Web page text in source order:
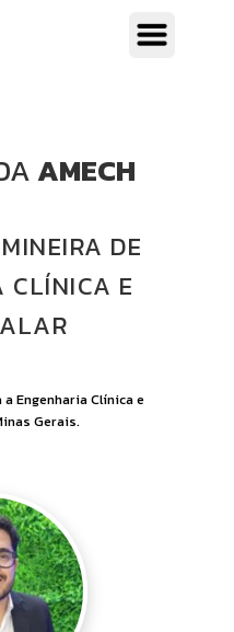
AMECH
DE
CLÍNICA E
Engenharia Clínica e
Gerais.